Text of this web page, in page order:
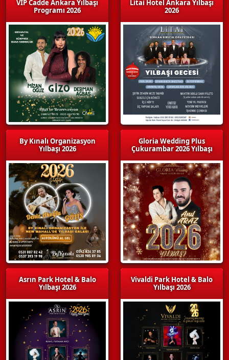
VIP Cadde Ankara Yılbaşı
Programı 2026
By Kınalı Organizasyon
Yılbaşı 2026
Asrın Park Hotel & Balo
Yılbaşı 2026
Litai Hotel Ankara Yılbaşı
2026
Gloria Wedding Plus
Çukurambar 2026 Yılbaşı
Vivaldi Park Hotel & Balo
Yılbaşı 2026